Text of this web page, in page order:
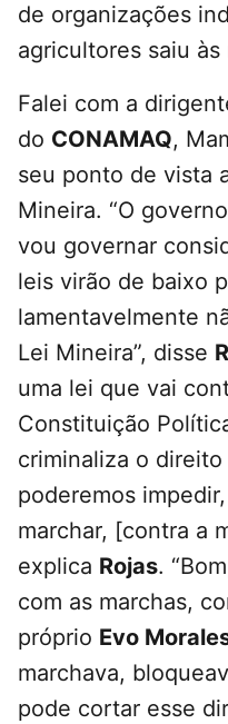
de organizações
agricultores saiu
Falei com a
do CONAMAQ,
seu ponto de vista
Mineira. “O
vou governar
leis virão de baixo
lamentavelmente
Lei Mineira”, disse
uma lei que vai
Constituição
criminaliza o
poderemos
marchar, [contra a
explica Rojas.
com as marchas,
próprio Evo
marchava,
pode cortar esse